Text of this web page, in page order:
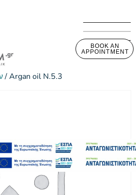
BOOK AN
APPOINTMENT
/ Argan oil N.5.3